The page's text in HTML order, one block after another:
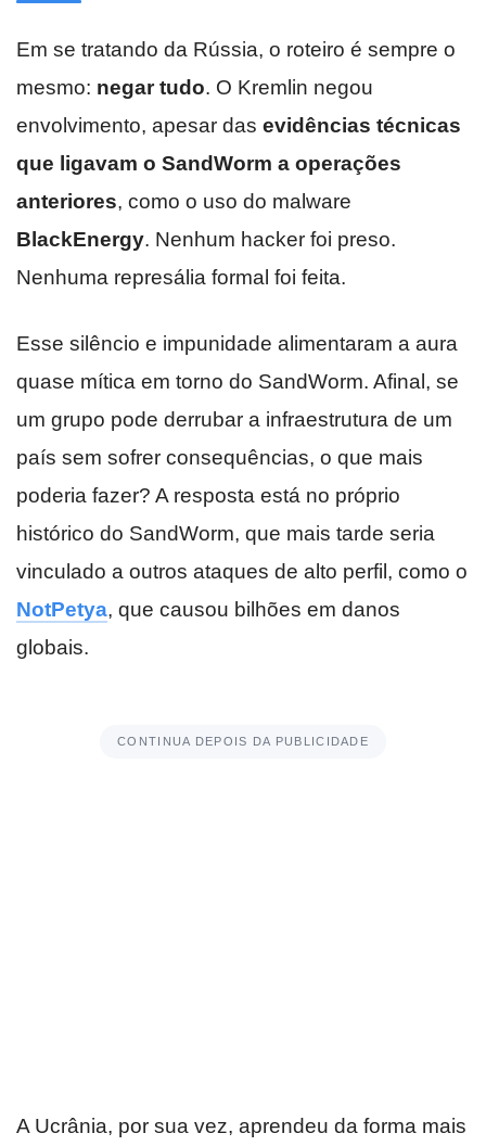
Em se tratando da Rússia, o roteiro é sempre o
mesmo: negar tudo. O Kremlin negou
envolvimento, apesar das evidências técnicas
que ligavam o SandWorm a operações
anteriores, como o uso do malware
BlackEnergy. Nenhum hacker foi preso.
Nenhuma represália formal foi feita.
Esse silêncio e impunidade alimentaram a aura
quase mítica em torno do SandWorm. Afinal, se
um grupo pode derrubar a infraestrutura de um
país sem sofrer consequências, o que mais
poderia fazer? A resposta está no próprio
histórico do SandWorm, que mais tarde seria
vinculado a outros ataques de alto perfil, como o
NotPetya, que causou bilhões em danos
globais.
CONTINUA DEPOIS DA PUBLICIDADE
A Ucrânia, por sua vez, aprendeu da forma mais